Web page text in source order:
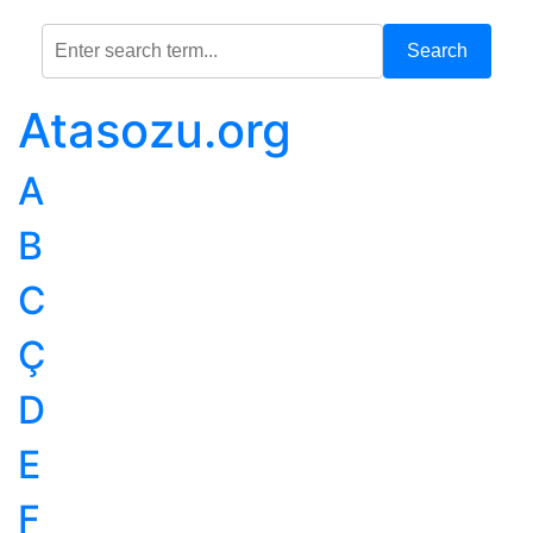
Search
Atasozu.org
A
B
C
Ç
D
E
F